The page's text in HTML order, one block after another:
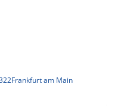
Frankfurt am Main